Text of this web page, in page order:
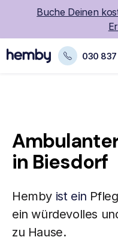
Buche Deinen
030
in Biesdorf
Hemby ist ein
ein würdevolles
zu Hause.